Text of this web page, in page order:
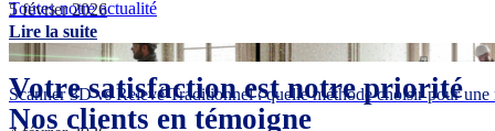
5 février 2026
Lire la suite
Scanner 3D vs Relevé Traditionnel : quelle méthode choisir pour
Toutes notre actualité
Votre satisfaction est notre priorité
Nos clients en témoigne